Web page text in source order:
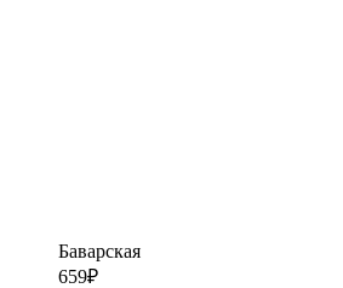
Баварская
659₽